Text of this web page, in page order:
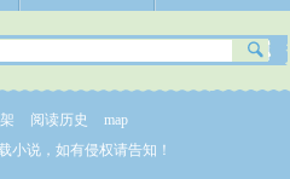
阅读历史
map
小说，如有侵权请告知！